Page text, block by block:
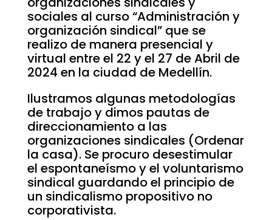
sociales al curso “Administración y
organización sindical” que se
realizo de manera presencial y
virtual entre el 22 y el 27 de Abril de
2024 en la ciudad de Medellín.
Ilustramos algunas metodologías
de trabajo y dimos pautas de
direccionamiento a las
organizaciones sindicales (Ordenar
la casa). Se procuro desestimular
el espontaneísmo y el voluntarismo
sindical guardando el principio de
un sindicalismo propositivo no
corporativista.